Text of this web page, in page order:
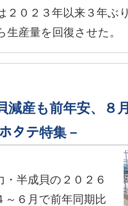
２０２３年以来３年ぶ
生産量を回復させた。
減産も前年安、８
タテ特集－
半成貝の２０２６
～６月で前年同期比